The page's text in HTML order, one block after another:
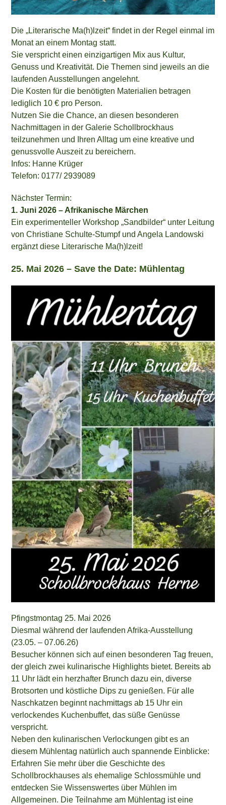
Die „Literarische Ma(h)lzeit“ findet in der Regel einmal im
Monat an einem Montag statt.
Sie verspricht einen einzigartigen Mix aus Kultur,
Genuss und Kreativität. Die Themen sind jeweils an die
laufenden Ausstellungen angelehnt.
Die Kosten für die benötigten Materialien betragen
lediglich 10 € pro Person.
Nutzen Sie die Chance, an diesen besonderen
Nachmittagen in der Galerie Schollbrockhaus
teilzunehmen und Ihren Alltag um eine kreative und
genussvolle Auszeit zu bereichern.
Infos: Hanne Krüger
Telefon: 0177/ 2939089
Nächster Termin:
1. Juni 2026 – Afrikanische Märchen
Ein experimenteller Workshop „Sandbilder“ unter Leitung
von Christiane Schulte-Stumpf und Angela Landowski
ergänzt diese Literarische Ma(h)lzeit!
25. Mai 2026 –Save the Date: Mühlentag
Pfingstmontag 25. Mai 2026
Diesmal während der laufenden Afrika-Ausstellung
(23.05. – 07.06.26)
Besucher können sich auf einen besonderen Tag freuen,
der gleich zwei kulinarische Highlights bietet. Bereits ab
11 Uhr lädt ein herzhafter Brunch dazu ein, diverse
Brotsorten und köstliche Dips zu genießen. Für alle
Naschkatzen beginnt nachmittags ab 15 Uhr ein
verlockendes Kuchenbuffet, das süße Genüsse
verspricht.
Neben den kulinarischen Verlockungen gibt es an
diesem Mühlentag natürlich auch spannende Einblicke:
Erfahren Sie mehr über die Geschichte des
Schollbrockhauses als ehemalige Schlossmühle und
entdecken Sie Wissenswertes über Mühlen im
Allgemeinen. Die Teilnahme am Mühlentag ist eine